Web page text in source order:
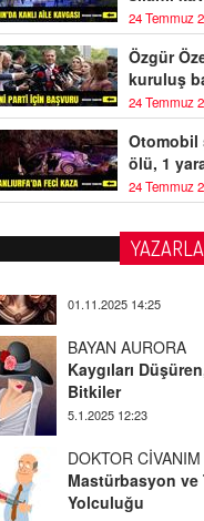
24 Temmuz
Özgür
kuruluş
24 Temmuz
Otomobil
ölü, 1
24 Temmuz
BAYAN AURORA
Bitkiler
5.1.2025 12:23
DOKTOR CİVANIM
Yolculuğu
13.11.2024 22:51